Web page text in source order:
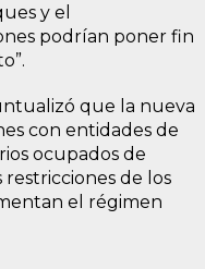
y el
podrían poner fin
que la nueva
con entidades de
ocupados de
restricciones de los
el régimen